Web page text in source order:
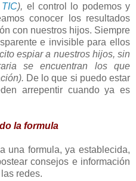
), el control lo podemos y
conocer los resultados
con nuestros hijos. Siempre
e invisible para ellos
espiar a nuestros hijos, sin
se encuentran los que
De lo que si puedo estar
arrepentir cuando ya es
la formula
una formula, ya establecida,
consejos e información
redes.